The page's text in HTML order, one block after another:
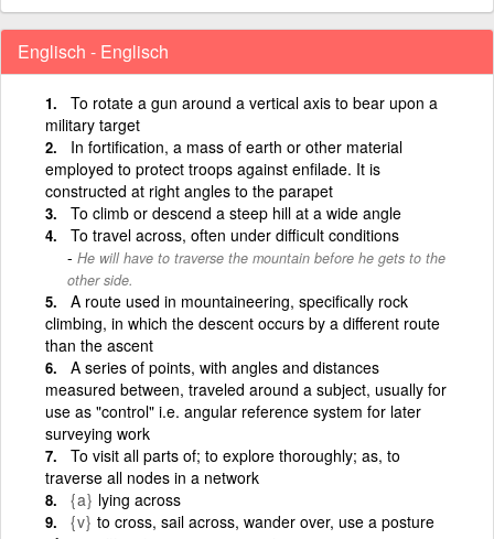
Englisch - Englisch
To rotate a gun around a vertical axis to bear upon a
military target
In fortification, a mass of earth or other material
employed to protect troops against enfilade. It is
constructed at right angles to the parapet
To climb or descend a steep hill at a wide angle
To travel across, often under difficult conditions
He will have to traverse the mountain before he gets to the
other side.
A route used in mountaineering, specifically rock
climbing, in which the descent occurs by a different route
than the ascent
A series of points, with angles and distances
measured between, traveled around a subject, usually for
use as "control" i.e. angular reference system for later
surveying work
To visit all parts of; to explore thoroughly; as, to
traverse all nodes in a network
{a} lying across
{v} to cross, sail across, wander over, use a posture